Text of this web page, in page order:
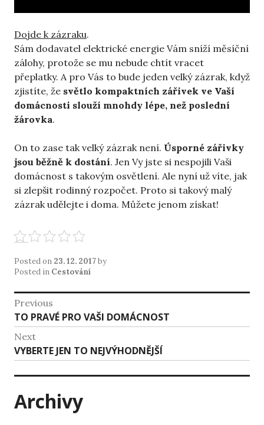
Dojde k zázraku.
Sám dodavatel elektrické energie Vám sníží měsíční
zálohy, protože se mu nebude chtít vracet
přeplatky. A pro Vás to bude jeden velký zázrak, když
zjistíte, že světlo kompaktních zářivek ve Vaší
domácnosti slouží mnohdy lépe, než poslední
žárovka.
On to zase tak velký zázrak není. Úsporné zářivky
jsou běžně k dostání. Jen Vy jste si nespojili Vaši
domácnost s takovým osvětlení. Ale nyní už víte, jak
si zlepšit rodinný rozpočet. Proto si takový malý
zázrak udělejte i doma. Můžete jenom získat!
Posted on 23. 12. 2017by
Posted in Cestování
Navigace
pro
příspěvek
Previous
Previous
post:
TO PRAVÉ PRO VAŠI DOMÁCNOST
Next
Next
post:
VYBERTE JEN TO NEJVÝHODNĚJŠÍ
Archivy